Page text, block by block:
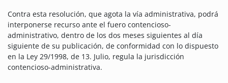
Contra esta resolución, que agota la vía administrativa, podrá
interponerse recurso ante el fuero contencioso-
administrativo, dentro de los dos meses siguientes al día
siguiente de su publicación, de conformidad con lo dispuesto
en la Ley 29/1998, de 13. Julio, regula la jurisdicción
contencioso-administrativa.